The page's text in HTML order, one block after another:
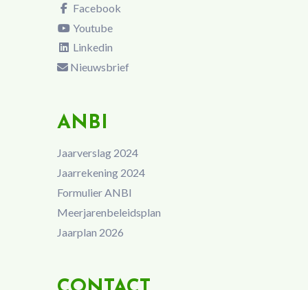
Facebook
Youtube
Linkedin
Nieuwsbrief
ANBI
Jaarverslag 2024
Jaarrekening 2024
Formulier ANBI
Meerjarenbeleidsplan
Jaarplan 2026